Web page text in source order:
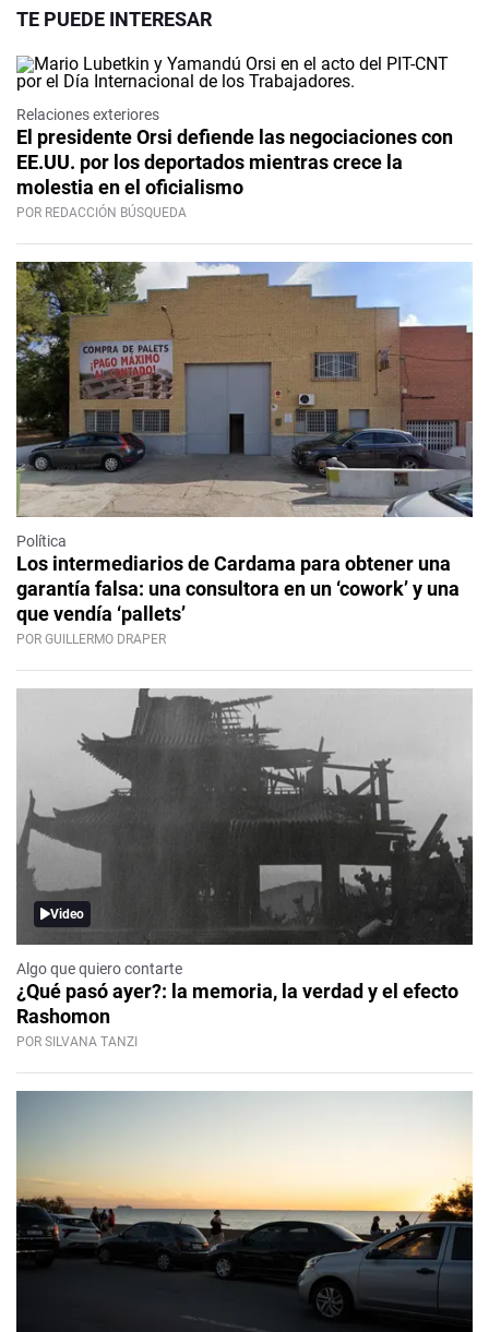
TE PUEDE INTERESAR
Relaciones exteriores
El presidente Orsi defiende las negociaciones con
EE.UU. por los deportados mientras crece la
molestia en el oficialismo
POR REDACCIÓN BÚSQUEDA
Política
Los intermediarios de Cardama para obtener una
garantía falsa: una consultora en un ‘cowork’ y una
que vendía ‘pallets’
POR GUILLERMO DRAPER
Video
Algo que quiero contarte
¿Qué pasó ayer?: la memoria, la verdad y el efecto
Rashomon
POR SILVANA TANZI